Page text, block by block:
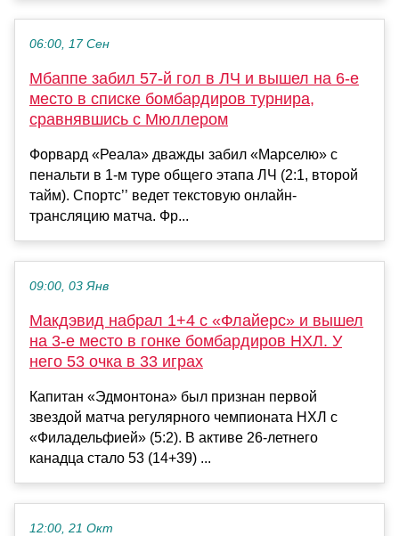
06:00, 17 Сен
Мбаппе забил 57-й гол в ЛЧ и вышел на 6-е
место в списке бомбардиров турнира,
сравнявшись с Мюллером
Форвард «Реала» дважды забил «Марселю» с
пенальти в 1-м туре общего этапа ЛЧ (2:1, второй
тайм). Спортс’’ ведет текстовую онлайн-
трансляцию матча. Фр...
09:00, 03 Янв
Макдэвид набрал 1+4 с «Флайерс» и вышел
на 3-е место в гонке бомбардиров НХЛ. У
него 53 очка в 33 играх
Капитан «Эдмонтона» был признан первой
звездой матча регулярного чемпионата НХЛ с
«Филадельфией» (5:2). В активе 26-летнего
канадца стало 53 (14+39) ...
12:00, 21 Окт